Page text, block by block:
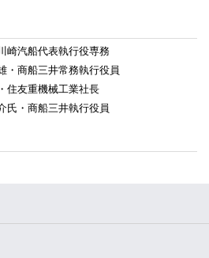
崎汽船代表執行役専務
・商船三井常務執行役員
住友重機械工業社長
氏・商船三井執行役員